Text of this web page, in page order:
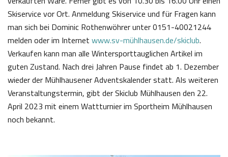
Skiservice vor Ort. Anmeldung Skiservice und für Fragen kann
man sich bei Dominic Rothenwöhrer unter 0151-40021244
melden oder im Internet www.sv-mühlhausen.de/skiclub.
Verkaufen kann man alle Wintersporttauglichen Artikel im
guten Zustand. Nach drei Jahren Pause findet ab 1. Dezember
wieder der Mühlhausener Adventskalender statt. Als weiteren
Veranstaltungstermin, gibt der Skiclub Mühlhausen den 22.
April 2023 mit einem Wattturnier im Sportheim Mühlhausen
noch bekannt.